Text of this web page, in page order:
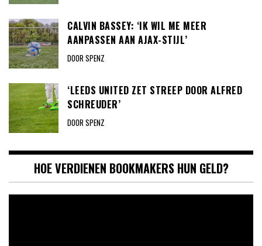
CALVIN BASSEY: ‘IK WIL ME MEER
AANPASSEN AAN AJAX-STIJL’
DOOR SPENZ
‘LEEDS UNITED ZET STREEP DOOR ALFRED
SCHREUDER’
DOOR SPENZ
HOE VERDIENEN BOOKMAKERS HUN GELD?